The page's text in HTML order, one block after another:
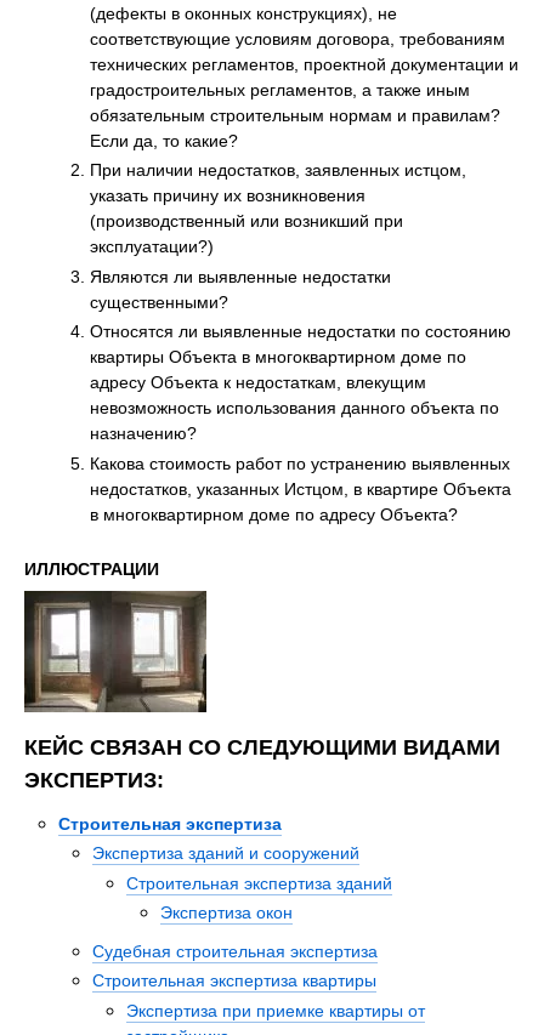
(дефекты в оконных конструкциях), не
соответствующие условиям договора, требованиям
технических регламентов, проектной документации и
градостроительных регламентов, а также иным
обязательным строительным нормам и правилам?
Если да, то какие?
При наличии недостатков, заявленных истцом,
указать причину их возникновения
(производственный или возникший при
эксплуатации?)
Являются ли выявленные недостатки
существенными?
Относятся ли выявленные недостатки по состоянию
квартиры Объекта в многоквартирном доме по
адресу Объекта к недостаткам, влекущим
невозможность использования данного объекта по
назначению?
Какова стоимость работ по устранению выявленных
недостатков, указанных Истцом, в квартире Объекта
в многоквартирном доме по адресу Объекта?
ИЛЛЮСТРАЦИИ
КЕЙС СВЯЗАН СО СЛЕДУЮЩИМИ ВИДАМИ
ЭКСПЕРТИЗ:
Строительная экспертиза
Экспертиза зданий и сооружений
Строительная экспертиза зданий
Экспертиза окон
Судебная строительная экспертиза
Строительная экспертиза квартиры
Экспертиза при приемке квартиры от